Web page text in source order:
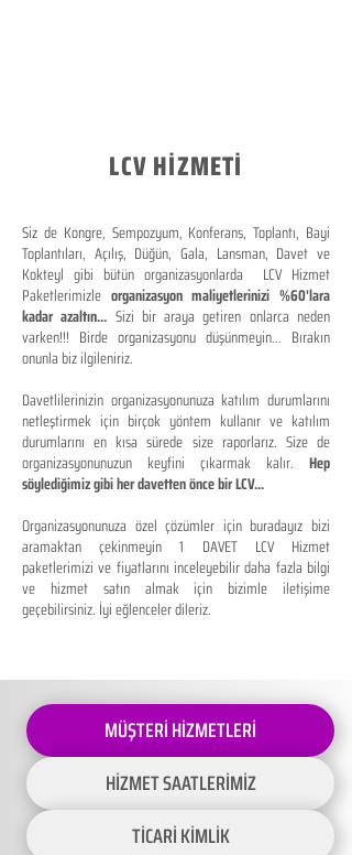
LCV HİZMETİ
Siz de Kongre, Sempozyum, Konferans, Toplantı, Bayi
Toplantıları, Açılış, Düğün, Gala, Lansman, Davet ve
Kokteyl gibi bütün organizasyonlarda LCV Hizmet
Paketlerimizle organizasyon maliyetlerinizi %60'lara
kadar azaltın... Sizi bir araya getiren onlarca neden
varken!!! Birde organizasyonu düşünmeyin... Bırakın
onunla biz ilgileniriz.
Davetlilerinizin organizasyonunuza katılım durumlarını
netleştirmek için birçok yöntem kullanır ve katılım
durumlarını en kısa sürede size raporlarız. Size de
organizasyonunuzun keyfini çıkarmak kalır. Hep
söylediğimiz gibi her davetten önce bir LCV...
Organizasyonunuza özel çözümler için buradayız bizi
aramaktan çekinmeyin 1 DAVET LCV Hizmet
paketlerimizi ve fiyatlarını inceleyebilir daha fazla bilgi
ve hizmet satın almak için bizimle iletişime
geçebilirsiniz. İyi eğlenceler dileriz.
MÜŞTERİ HİZMETLERİ
HİZMET SAATLERİMİZ
TİCARİ KİMLİK